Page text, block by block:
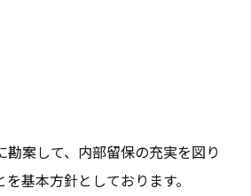
案して、内部留保の充実を図り
基本方針としております。